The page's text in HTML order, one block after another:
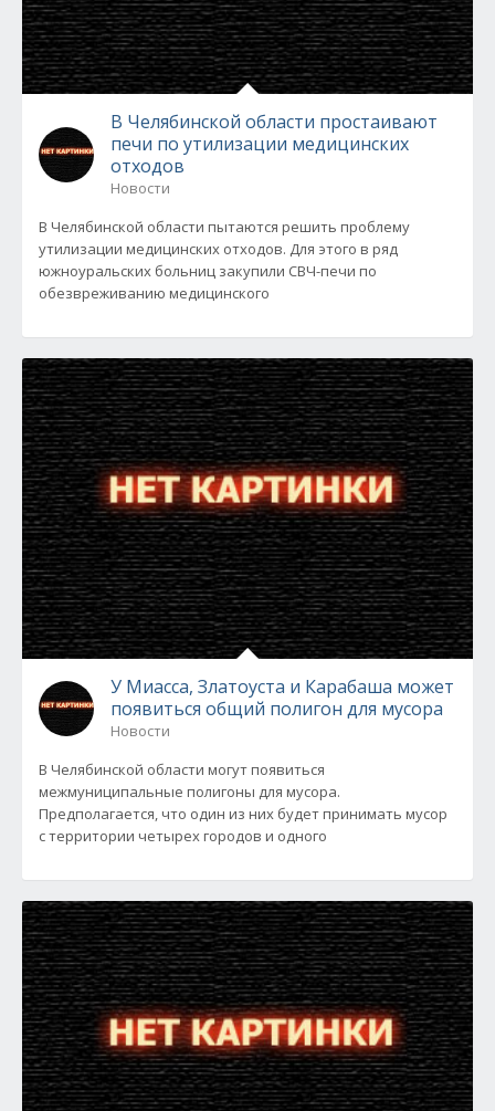
В Челябинской области простаивают
печи по утилизации медицинских
отходов
Новости
В Челябинской области пытаются решить проблему
утилизации медицинских отходов. Для этого в ряд
южноуральских больниц закупили СВЧ-печи по
обезвреживанию медицинского
У Миасса, Златоуста и Карабаша может
появиться общий полигон для мусора
Новости
В Челябинской области могут появиться
межмуниципальные полигоны для мусора.
Предполагается, что один из них будет принимать мусор
с территории четырех городов и одного